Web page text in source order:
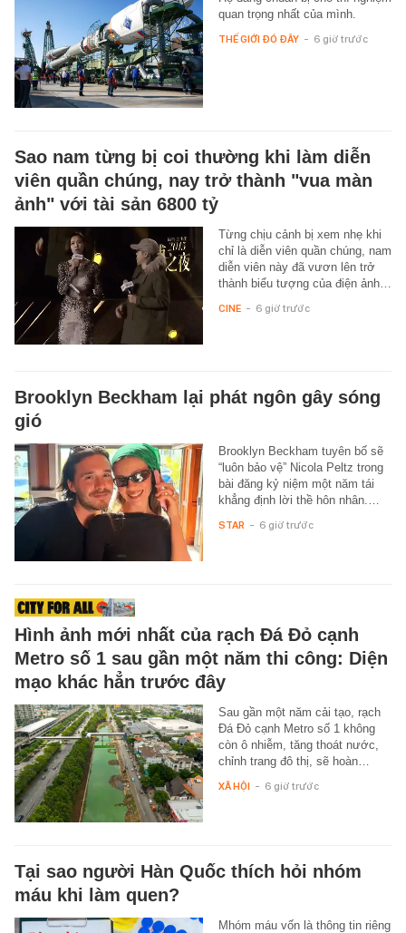
quan trọng nhất của mình.
THẾ GIỚI ĐÓ ĐÂY - 6 giờ trước
Sao nam từng bị coi thường khi làm diễn
viên quần chúng, nay trở thành "vua màn
ảnh" với tài sản 6800 tỷ
Từng chịu cảnh bị xem nhẹ khi
chỉ là diễn viên quần chúng, nam
diễn viên này đã vươn lên trở
thành biểu tượng của điện ảnh…
CINE - 6 giờ trước
Brooklyn Beckham lại phát ngôn gây sóng
gió
Brooklyn Beckham tuyên bố sẽ
“luôn bảo vệ” Nicola Peltz trong
bài đăng kỷ niệm một năm tái
khẳng định lời thề hôn nhân.…
STAR - 6 giờ trước
Hình ảnh mới nhất của rạch Đá Đỏ cạnh
Metro số 1 sau gần một năm thi công: Diện
mạo khác hẳn trước đây
Sau gần một năm cải tạo, rạch
Đá Đỏ cạnh Metro số 1 không
còn ô nhiễm, tăng thoát nước,
chỉnh trang đô thị, sẽ hoàn…
XÃ HỘI - 6 giờ trước
Tại sao người Hàn Quốc thích hỏi nhóm
máu khi làm quen?
Mhóm máu vốn là thông tin riêng